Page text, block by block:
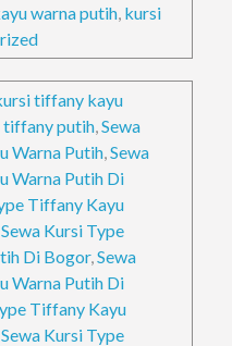
warna putih kursi
tiffany kayu
tiffany putih ,Sewa
Warna Putih ,Sewa
Warna Putih Di
Tiffany Kayu
,Sewa Kursi Type
Di Bogor,Sewa
Warna Putih Di
Tiffany Kayu
,Sewa Kursi Type